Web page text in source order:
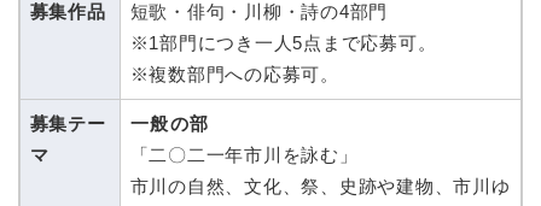
募集作品
短歌・俳句・川柳・詩の4部門
※1部門につき一人5点まで応募可。
※複数部門への応募可。
募集テー
マ
一般の部
「二〇二一年市川を詠む」
市川の自然、文化、祭、史跡や建物、市川ゆ